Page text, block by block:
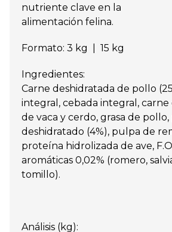
nutriente clave en la
alimentación felina.
Formato: 3 kg | 15 kg
Ingredientes:
Carne deshidratada de pollo
integral, cebada integral, carne
de vaca y cerdo, grasa de pollo,
deshidratado (4%), pulpa de
proteína hidrolizada de ave,
aromáticas 0,02% (romero,
tomillo).
Análisis (kg):